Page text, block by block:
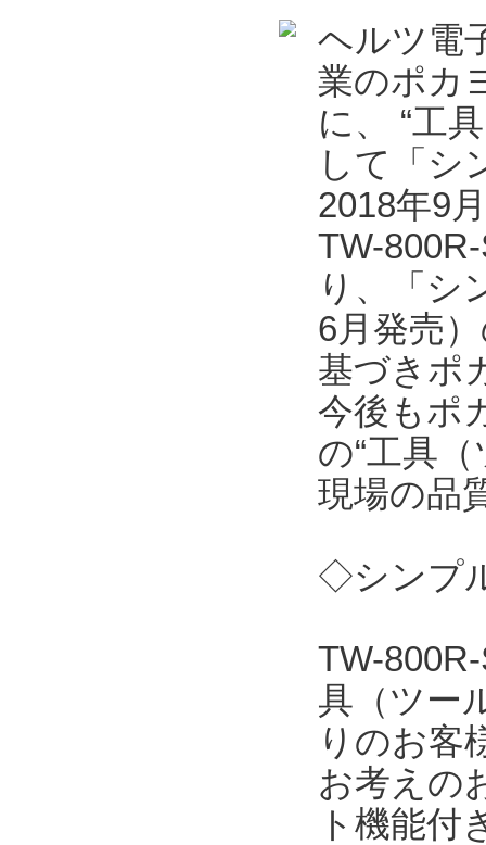
ヘルツ電
業のポカ
に、 “工
して「シ
2018年9
TW-
り、「シ
6月発売
基づきポ
今後もポ
の“工具
現場の品
◇シンプ
TW-
具（ツー
りのお客
お考えの
ト機能付